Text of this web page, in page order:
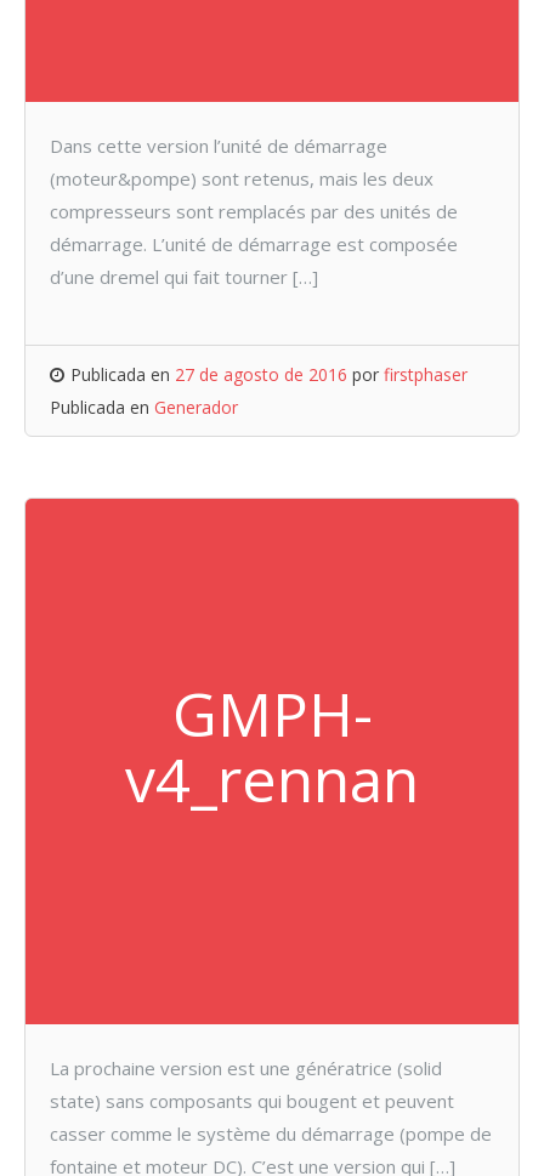
Dans cette version l’unité de démarrage
(moteur&pompe) sont retenus, mais les deux
compresseurs sont remplacés par des unités de
démarrage. L’unité de démarrage est composée
d’une dremel qui fait tourner […]
Publicada en 27 de agosto de 2016 por firstphaser
Publicada en Generador
GMPH-
v4_rennan
La prochaine version est une génératrice (solid
state) sans composants qui bougent et peuvent
casser comme le système du démarrage (pompe de
fontaine et moteur DC). C’est une version qui […]